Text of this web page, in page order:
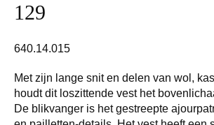
129
640.14.015
Met zijn lange snit en delen van wol,
houdt dit loszittende vest het
De blikvanger is het gestreepte